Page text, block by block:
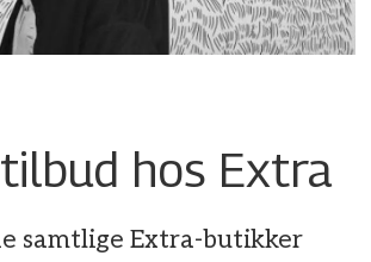
hos Extra
samtlige Extra-butikker